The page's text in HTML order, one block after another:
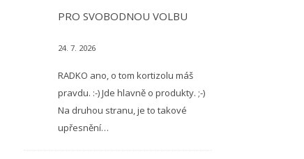
PRO SVOBODNOU VOLBU
24. 7. 2026
RADKO ano, o tom kortizolu máš
pravdu. :-) Jde hlavně o produkty. ;-)
Na druhou stranu, je to takové
upřesnění…